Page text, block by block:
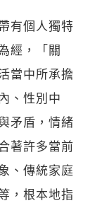
有個人獨特
經，「關
當中所承擔
、性別中
矛盾，情緒
著許多當前
、傳統家庭
，根本地指